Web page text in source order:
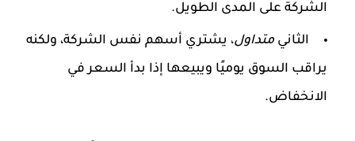
الشركة على المدى الطويل.
الثاني متداول، يشتري أسهم نفس الشركة، ولكنه
يراقب السوق يوميًا ويبيعها إذا بدأ السعر في
الانخفاض.